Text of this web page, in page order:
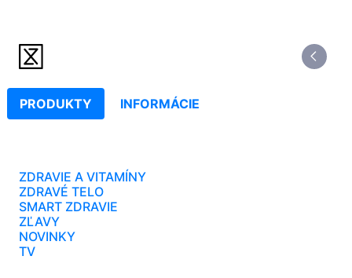
PRODUKTY INFORMÁCIE
ZDRAVIE A VITAMÍNY
ZDRAVÉ TELO
SMART ZDRAVIE
ZĽAVY
NOVINKY
TV